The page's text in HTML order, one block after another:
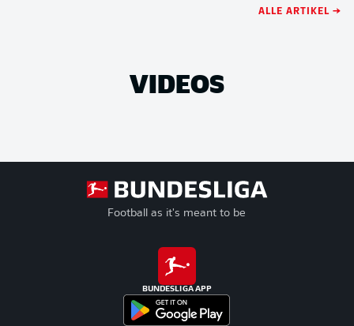
ALLE ARTIKEL →
VIDEOS
Football as it's meant to be
BUNDESLIGA APP